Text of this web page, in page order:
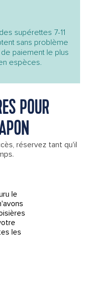
supérettes 7-11
sans problème
paiement le plus
espèces.
POUR
réservez tant qu'il
le
les